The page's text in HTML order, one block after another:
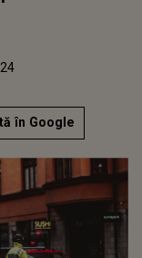
în Google